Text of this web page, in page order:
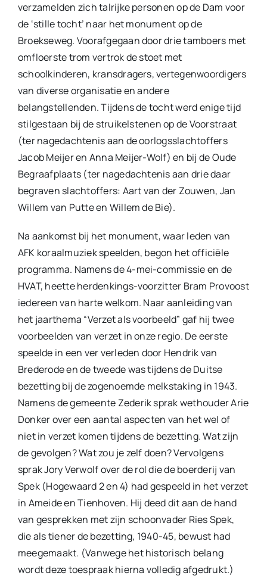
verzamelden zich talrijke personen op de Dam voor
de ‘stille tocht’ naar het monument op de
Broekseweg. Voorafgegaan door drie tamboers met
omfloerste trom vertrok de stoet met
schoolkinderen, kransdragers, vertegenwoordigers
van diverse organisatie en andere
belangstellenden. Tijdens de tocht werd enige tijd
stilgestaan bij de struikelstenen op de Voorstraat
(ter nagedachtenis aan de oorlogsslachtoffers
Jacob Meijer en Anna Meijer-Wolf) en bij de Oude
Begraafplaats (ter nagedachtenis aan drie daar
begraven slachtoffers: Aart van der Zouwen, Jan
Willem van Putte en Willem de Bie).
Na aankomst bij het monument, waar leden van
AFK koraalmuziek speelden, begon het officiële
programma. Namens de 4-mei-commissie en de
HVAT, heette herdenkings-voorzitter Bram Provoost
iedereen van harte welkom. Naar aanleiding van
het jaarthema “Verzet als voorbeeld” gaf hij twee
voorbeelden van verzet in onze regio. De eerste
speelde in een ver verleden door Hendrik van
Brederode en de tweede was tijdens de Duitse
bezetting bij de zogenoemde melkstaking in 1943.
Namens de gemeente Zederik sprak wethouder Arie
Donker over een aantal aspecten van het wel of
niet in verzet komen tijdens de bezetting. Wat zijn
de gevolgen? Wat zou je zelf doen? Vervolgens
sprak Jory Verwolf over de rol die de boerderij van
Spek (Hogewaard 2 en 4) had gespeeld in het verzet
in Ameide en Tienhoven. Hij deed dit aan de hand
van gesprekken met zijn schoonvader Ries Spek,
die als tiener de bezetting, 1940-45, bewust had
meegemaakt. (Vanwege het historisch belang
wordt deze toespraak hierna volledig afgedrukt.)